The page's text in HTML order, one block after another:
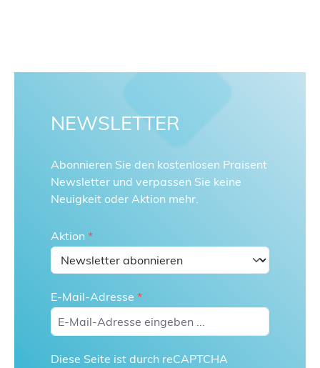
NEWSLETTER
Abonnieren Sie den kostenlosen Praisent
Newsletter und verpassen Sie keine
Neuigkeit oder Aktion mehr.
Aktion *
E-Mail-Adresse *
Diese Seite ist durch reCAPTCHA